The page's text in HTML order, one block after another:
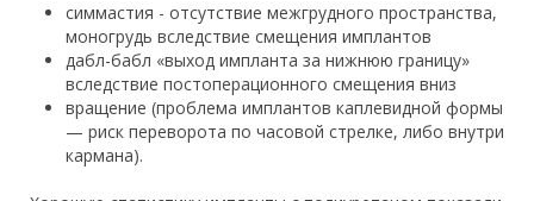
симмастия - отсутствие межгрудного пространства,
моногрудь вследствие смещения имплантов
дабл-бабл «выход импланта за нижнюю границу»
вследствие постоперационного смещения вниз
вращение (проблема имплантов каплевидной формы
— риск переворота по часовой стрелке, либо внутри
кармана).